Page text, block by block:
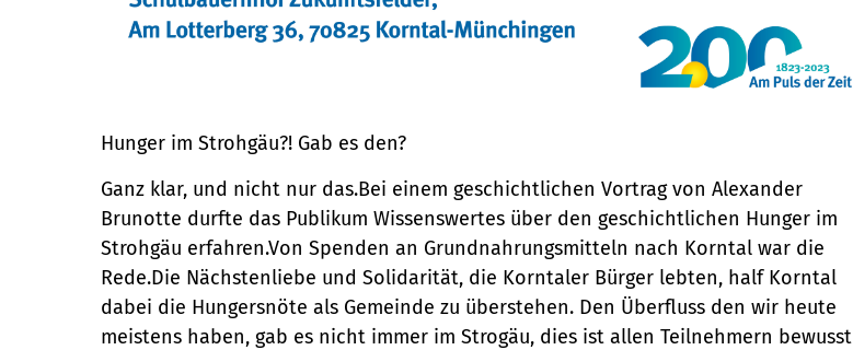
Hunger im Strohgäu?! Gab es den?
Ganz klar, und nicht nur das.Bei einem geschichtlichen Vortrag von Alexander
Brunotte durfte das Publikum Wissenswertes über den geschichtlichen Hunger im
Strohgäu erfahren.Von Spenden an Grundnahrungsmitteln nach Korntal war die
Rede.Die Nächstenliebe und Solidarität, die Korntaler Bürger lebten, half Korntal
dabei die Hungersnöte als Gemeinde zu überstehen. Den Überfluss den wir heute
meistens haben, gab es nicht immer im Strogäu, dies ist allen Teilnehmern bewusst